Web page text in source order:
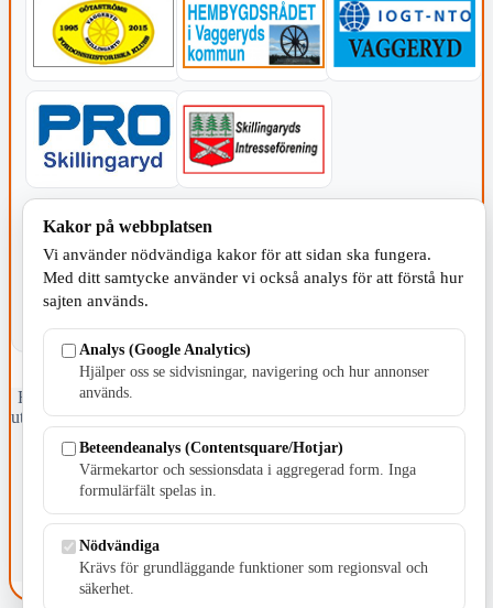
Fristående webbtidningsföretag grundat 1991 som sedan 2002 ger
ut tidningen Skillingaryd.nu och 2010 lanserades Värnamo.nu. Från
april 2026 omfattar Skillingaryd.nu tre kommuner: Gnosjö,
Värnamo och Vaggeryds kommun.
Kontakta oss
E-post: redaktionen@skillingaryd.nu
Kakinställningar
Kakor på webbplatsen
Vi använder nödvändiga kakor för att sidan ska fungera.
Med ditt samtycke använder vi också analys för att förstå hur
sajten används.
Analys (Google Analytics)
Hjälper oss se sidvisningar, navigering och hur annonser
används.
Beteendeanalys (Contentsquare/Hotjar)
Värmekartor och sessionsdata i aggregerad form. Inga
formulärfält spelas in.
Nödvändiga
Krävs för grundläggande funktioner som regionsval och
säkerhet.